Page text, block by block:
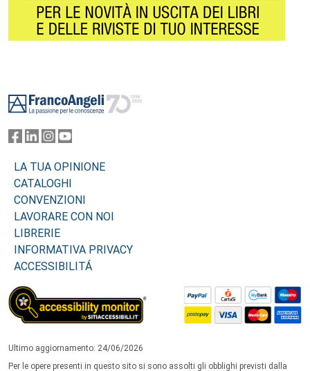
LA TUA OPINIONE
CATALOGHI
CONVENZIONI
LAVORARE CON NOI
LIBRERIE
INFORMATIVA PRIVACY
ACCESSIBILITÁ
Ultimo aggiornamento: 24/06/2026
Per le opere presenti in questo sito si sono assolti gli obblighi previsti dalla